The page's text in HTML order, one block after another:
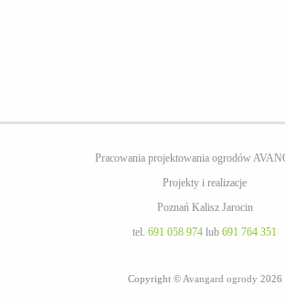
Pracowania projektowania ogrodów
Projekty i realizacje
Poznań Kalisz Jarocin
tel. 691 058 974 lub 691 764 351
Copyright ©Avangard ogrody 2026